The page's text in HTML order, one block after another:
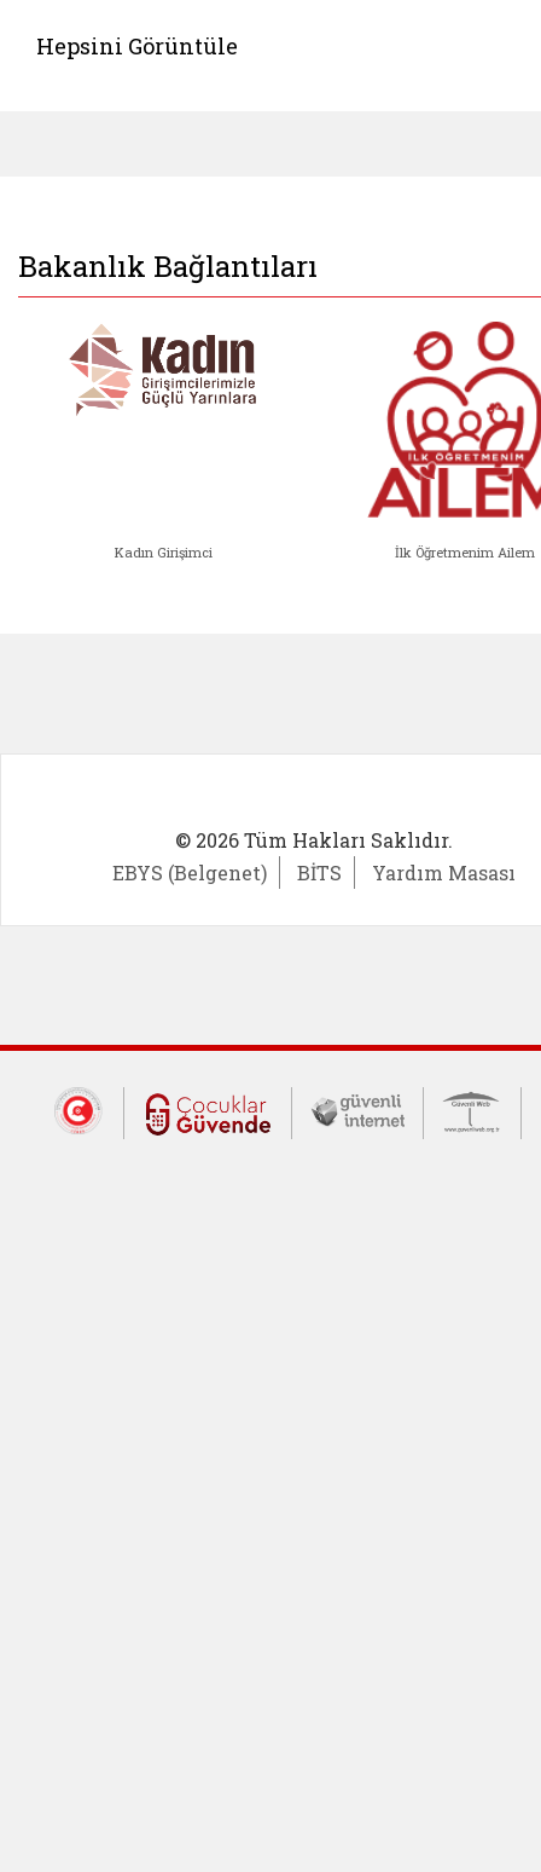
Hepsini Görüntüle
Bakanlık Bağlantıları
Kadın Girişimci İlk Öğretmenim Ailem
© 2026 Tüm Hakları Saklıdır.
EBYS (Belgenet)
BİTS Yardım Masası
Dış Bağlantılar
Cumhurbaşkanlığı İletişim Merkezi
Çocuklar Güvende (yeni
Güvenli